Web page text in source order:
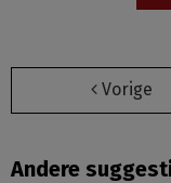
Vorige
Andere